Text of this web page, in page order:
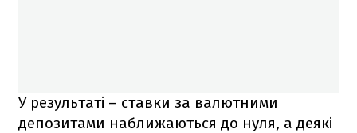
У результаті – ставки за валютними
депозитами наближаються до нуля, а деякі